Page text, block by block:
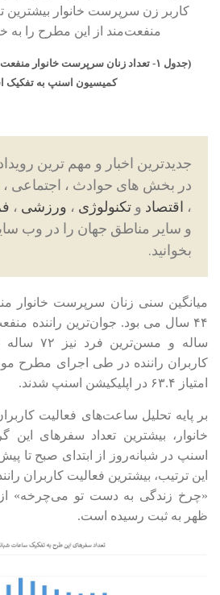
کاربر زن سرپرست خانوار بیشترین
منفعت‌مند از این مطرح را به
(جدول ۱- تعداد زنان سرپرست خانوار
کمیسیون اسنپ به تفکیک
در بخش های حوادث ، اجتماعی
، اقتصاد و تکنولوژی ، ورزشی ،
و سایر مناطق جهان را در وب
بخوانید.
میانگین سنی زنان سرپرست خانوار
ساله و
کاربران راننده در طی اجرای مطرح
امتیاز ۶۳.۴ در اپلیکیشن اسنپ شدند.
بر پایه تحلیل ساعت‌های فعالیت
خانوار، بیشترین تعداد سفرهای این
اسنپ در شبانه‌روز از ابتدای صبح تا
این ترتیب،‌ بیشترین فعالیت کاربران
ظهر به ثبت رسیده است.